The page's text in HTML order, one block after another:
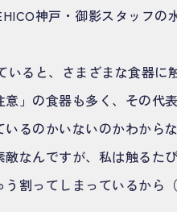
神戸・御影スタッフの
いると、さまざまな食器に
」の食器も多く、その代
いるのかいないのかわから
なんですが、私は触るた
割ってしまっているから（